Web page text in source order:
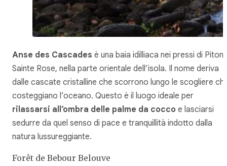
Anse des Cascades è una baia idilliaca nei pressi di Piton
Sainte Rose, nella parte orientale dell’isola. Il nome deriva
dalle cascate cristalline che scorrono lungo le scogliere
costeggiano l’oceano. Questo è il luogo ideale per
rilassarsi all’ombra delle palme da cocco e lasciarsi
sedurre da quel senso di pace e tranquillità indotto dalla
natura lussureggiante.
Forêt de Bebour Belouve